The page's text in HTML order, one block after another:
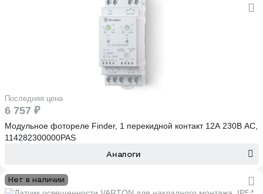
Последняя цена
6 757 ₽
Модульное фотореле Finder, 1 перекидной контакт 12А 230В AC,
114282300000PAS
Аналоги
Нет в наличии